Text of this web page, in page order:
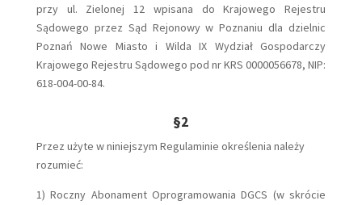
przy ul. Zielonej 12 wpisana do Krajowego Rejestru
Sądowego przez Sąd Rejonowy w Poznaniu dla dzielnic
Poznań Nowe Miasto i Wilda IX Wydział Gospodarczy
Krajowego Rejestru Sądowego pod nr KRS 0000056678, NIP:
618-004-00-84.
§2
Przez użyte w niniejszym Regulaminie określenia należy
rozumieć:
1) Roczny Abonament Oprogramowania DGCS (w skrócie